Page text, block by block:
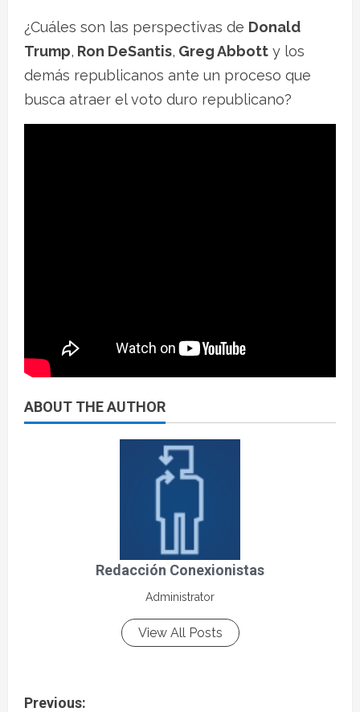
¿Cuáles son las perspectivas de Donald
Trump, Ron DeSantis, Greg Abbott y los
demás republicanos ante un proceso que
busca atraer el voto duro republicano?
ABOUT THE AUTHOR
Redacción Conexionistas
Administrator
View All Posts
Previous: